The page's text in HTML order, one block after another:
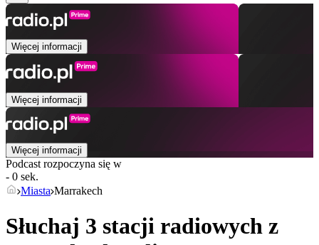
Więcej informacji
Więcej informacji
Więcej informacji
Podcast rozpoczyna się w
- 0 sek.
Miasta Marrakech
Słuchaj 3 stacji radiowych z